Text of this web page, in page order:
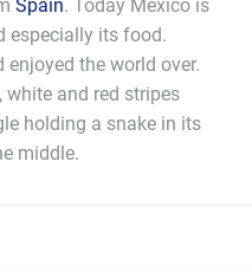
Spain. Today Mexico is
especially its food.
the world over.
white and red stripes
holding a snake in its
middle.